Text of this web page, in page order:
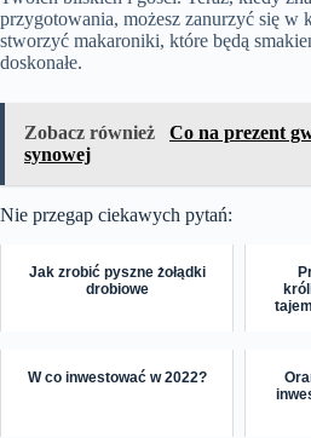
przygotowania, możesz zanurzyć się w
stworzyć makaroniki, które będą
doskonałe.
Zobacz również
Co na prezent
synowej
Nie przegap ciekawych pytań:
Jak zrobić pyszne żołądki
drobiowe
W co inwestować w 2022?